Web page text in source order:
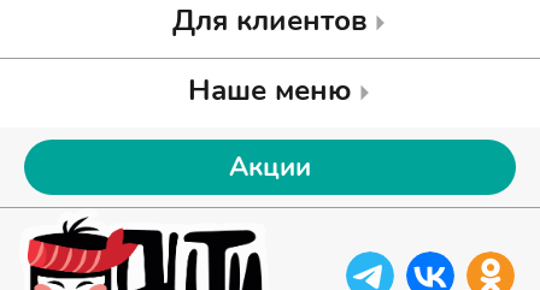
Для клиентов
Наше меню
Акции